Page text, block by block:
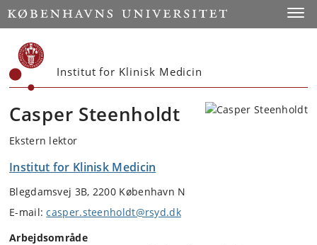
Start
Institut for Klinisk Medicin
Casper Steenholdt
Ekstern lektor
Institut for Klinisk Medicin
Blegdamsvej 3B, 2200 København N
E-mail:casper.steenholdt@rsyd.dk
Arbejdsområde